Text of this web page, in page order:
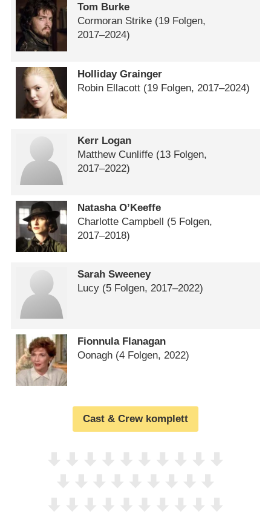
Tom Burke
Cormoran Strike (19 Folgen,
2017⁠–⁠2024)
Holliday Grainger
Robin Ellacott (19 Folgen, 2017⁠–⁠2024)
Kerr Logan
Matthew Cunliffe (13 Folgen,
2017⁠–⁠2022)
Natasha O’Keeffe
Charlotte Campbell (5 Folgen,
2017⁠–⁠2018)
Sarah Sweeney
Lucy (5 Folgen, 2017⁠–⁠2022)
Fionnula Flanagan
Oonagh (4 Folgen, 2022)
Cast & Crew komplett